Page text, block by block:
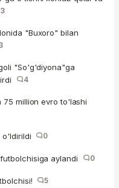
3
"Buxoro" bilan
"So'g'diyona"ga
4
million evro to'lashi
o'ldirildi 0
aylandi 0
5